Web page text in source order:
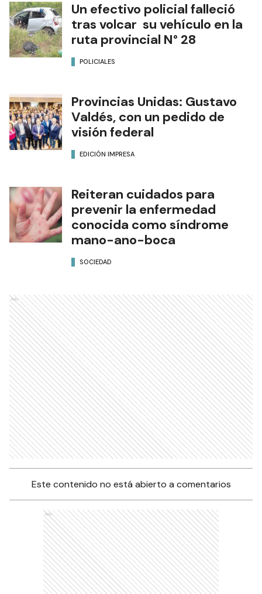
Un efectivo policial falleció
tras volcar su vehículo en la
ruta provincial N° 28
POLICIALES
Provincias Unidas: Gustavo
Valdés, con un pedido de
visión federal
EDICIÓN IMPRESA
Reiteran cuidados para
prevenir la enfermedad
conocida como síndrome
mano-ano-boca
SOCIEDAD
Ads
Este contenido no está abierto a comentarios
Ads